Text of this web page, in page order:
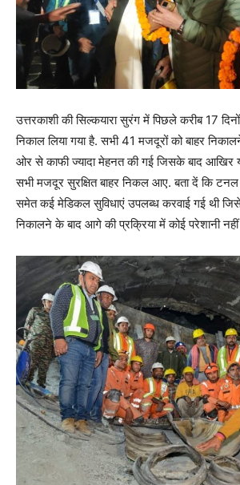
उत्तरकाशी की सिल्कयारा सुरंग में पिछले करीब 17
निकाल लिया गया है. सभी 41 मजदूरों को बाहर
ओर से काफी ज्यादा मेहनत की गई जिसके बाद
सभी मजदूर सुरक्षित बाहर निकल आए. बता दें कि
समेत कई मेडिकल सुविधाएं उपलब्ध करवाई गई थी
निकालने के बाद आगे की प्रक्रिया में कोई परेशानी